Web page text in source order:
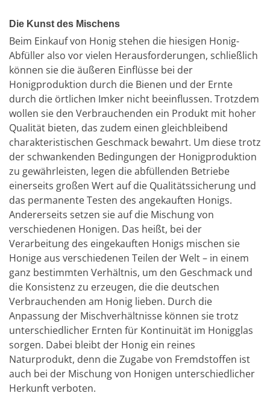
Die Kunst des Mischens
Beim Einkauf von Honig stehen die hiesigen Honig-
Abfüller also vor vielen Herausforderungen, schließlich
können sie die äußeren Einflüsse bei der
Honigproduktion durch die Bienen und der Ernte
durch die örtlichen Imker nicht beeinflussen. Trotzdem
wollen sie den Verbrauchenden ein Produkt mit hoher
Qualität bieten, das zudem einen gleichbleibend
charakteristischen Geschmack bewahrt. Um diese trotz
der schwankenden Bedingungen der Honigproduktion
zu gewährleisten, legen die abfüllenden Betriebe
einerseits großen Wert auf die Qualitätssicherung und
das permanente Testen des angekauften Honigs.
Andererseits setzen sie auf die Mischung von
verschiedenen Honigen. Das heißt, bei der
Verarbeitung des eingekauften Honigs mischen sie
Honige aus verschiedenen Teilen der Welt – in einem
ganz bestimmten Verhältnis, um den Geschmack und
die Konsistenz zu erzeugen, die die deutschen
Verbrauchenden am Honig lieben. Durch die
Anpassung der Mischverhältnisse können sie trotz
unterschiedlicher Ernten für Kontinuität im Honigglas
sorgen. Dabei bleibt der Honig ein reines
Naturprodukt, denn die Zugabe von Fremdstoffen ist
auch bei der Mischung von Honigen unterschiedlicher
Herkunft verboten.